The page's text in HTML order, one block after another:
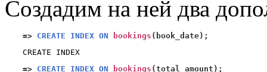
Создадим на ней два
=> CREATE INDEX ON bookings ( book_date);
=> CREATE INDEX ON bookings (total_amount );